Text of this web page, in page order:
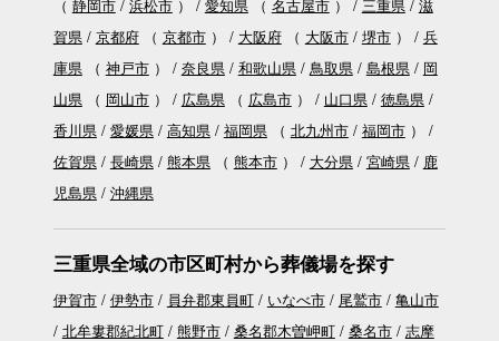
（ 静岡市 浜松市） 愛知県（ 名古屋市） 三重県
滋
賀県
京都府（ 京都市） 大阪府（ 大阪市 堺市）
兵
庫県（ 神戸市） 奈良県 和歌山県 鳥取県 島根県
岡
山県（ 岡山市） 広島県（ 広島市） 山口県
徳島県
香川県
愛媛県 高知県 福岡県（ 北九州市 福岡市）
佐賀県
長崎県 熊本県（ 熊本市） 大分県 宮崎県
鹿
児島県
沖縄県
三重県全域の市区町村から葬儀場を探す
伊賀市 伊勢市 員弁郡東員町 いなべ市 尾鷲市
亀山市
北牟婁郡紀北町
熊野市 桑名郡木曽岬町 桑名市
志摩